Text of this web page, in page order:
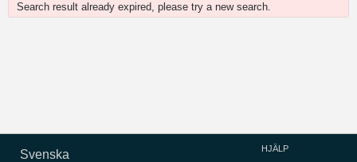
Search result already expired, please try a new search.
Svenska HJÄLP